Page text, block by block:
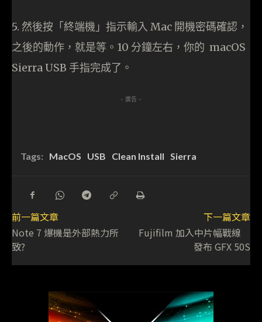
5. 然後按「終端機」指示輸入 Mac 開機密碼確認，
之後的動作，就是等。10 分鐘左右，你的 macOS
Sierra USB 手指完成了。
- 廣告 -
Tags: MacOS USB Clean Install Sierra
前一篇文章
Note 7 爆機是外部熱力所
致?
下一篇文章
Fujifilm 加入中片幅戰線
發布 GFX 50S